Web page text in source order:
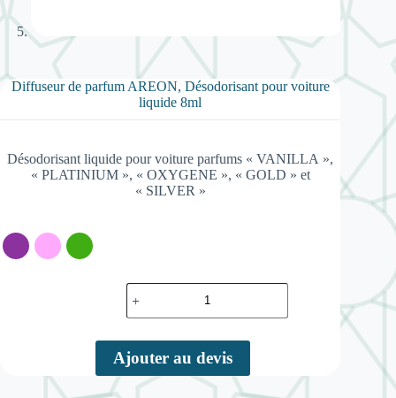
Diffuseur de parfum AREON, Désodorisant pour voiture
liquide 8ml
Désodorisant liquide pour voiture parfums « VANILLA »,
« PLATINIUM », « OXYGENE », « GOLD » et
« SILVER »
quantité
de
Diffuseur
parfum
AREON,
Désodorisant
Ajouter au devis